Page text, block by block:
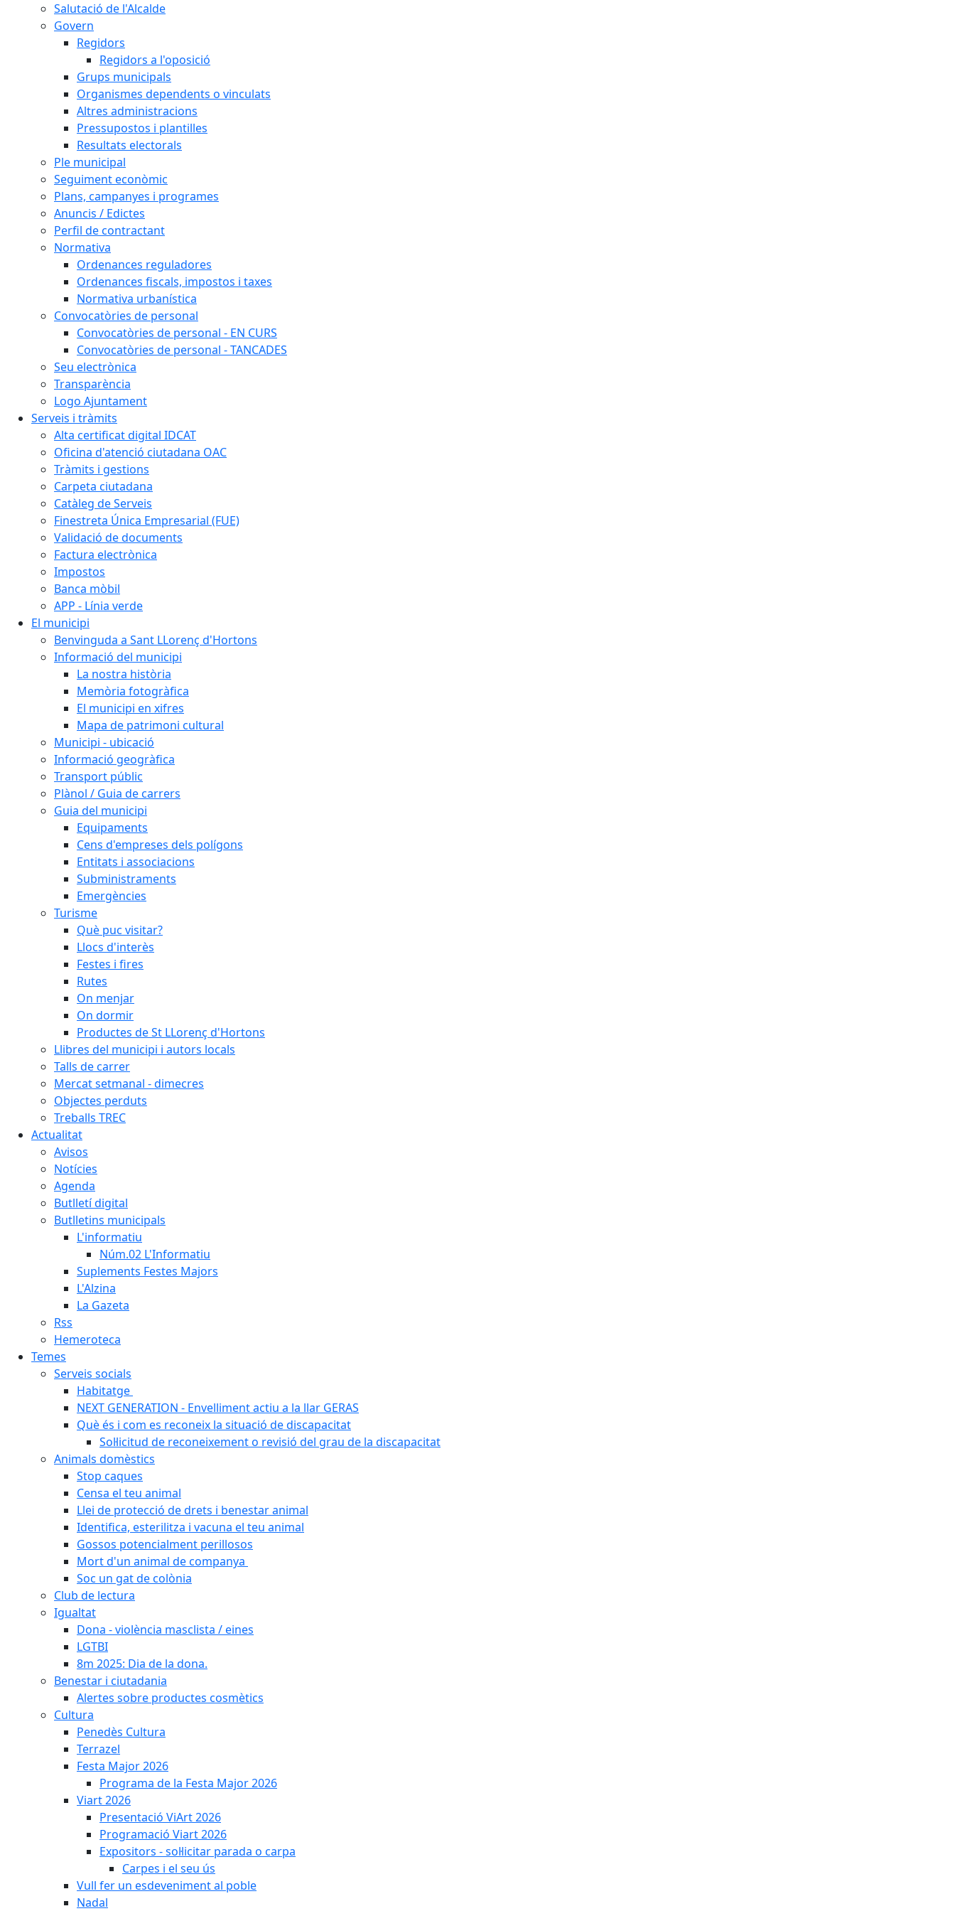
Salutació de l'Alcalde
Govern
Regidors
Regidors a l'oposició
Grups municipals
Organismes dependents o vinculats
Altres administracions
Pressupostos i plantilles
Resultats electorals
Ple municipal
Seguiment econòmic
Plans, campanyes i programes
Anuncis / Edictes
Perfil de contractant
Normativa
Ordenances reguladores
Ordenances fiscals, impostos i taxes
Normativa urbanística
Convocatòries de personal
Convocatòries de personal - EN CURS
Convocatòries de personal - TANCADES
Seu electrònica
Transparència
Logo Ajuntament
Serveis i tràmits
Alta certificat digital IDCAT
Oficina d'atenció ciutadana OAC
Tràmits i gestions
Carpeta ciutadana
Catàleg de Serveis
Finestreta Única Empresarial (FUE)
Validació de documents
Factura electrònica
Impostos
Banca mòbil
APP - Línia verde
El municipi
Benvinguda a Sant LLorenç d'Hortons
Informació del municipi
La nostra història
Memòria fotogràfica
El municipi en xifres
Mapa de patrimoni cultural
Municipi - ubicació
Informació geogràfica
Transport públic
Plànol / Guia de carrers
Guia del municipi
Equipaments
Cens d'empreses dels polígons
Entitats i associacions
Subministraments
Emergències
Turisme
Què puc visitar?
Llocs d'interès
Festes i fires
Rutes
On menjar
On dormir
Productes de St LLorenç d'Hortons
Llibres del municipi i autors locals
Talls de carrer
Mercat setmanal - dimecres
Objectes perduts
Treballs TREC
Actualitat
Avisos
Notícies
Agenda
Butlletí digital
Butlletins municipals
L'informatiu
Núm.02 L'Informatiu
Suplements Festes Majors
L'Alzina
La Gazeta
Rss
Hemeroteca
Temes
Serveis socials
Habitatge
NEXT GENERATION - Envelliment actiu a la llar GERAS
Què és i com es reconeix la situació de discapacitat
Sol·licitud de reconeixement o revisió del grau de la discapacitat
Animals domèstics
Stop caques
Censa el teu animal
Llei de protecció de drets i benestar animal
Identifica, esterilitza i vacuna el teu animal
Gossos potencialment perillosos
Mort d'un animal de companya
Soc un gat de colònia
Club de lectura
Igualtat
Dona - violència masclista / eines
LGTBI
8m 2025: Dia de la dona.
Benestar i ciutadania
Alertes sobre productes cosmètics
Cultura
Penedès Cultura
Terrazel
Festa Major 2026
Programa de la Festa Major 2026
Viart 2026
Presentació ViArt 2026
Programació Viart 2026
Expositors - sol·licitar parada o carpa
Carpes i el seu ús
Vull fer un esdeveniment al poble
Nadal